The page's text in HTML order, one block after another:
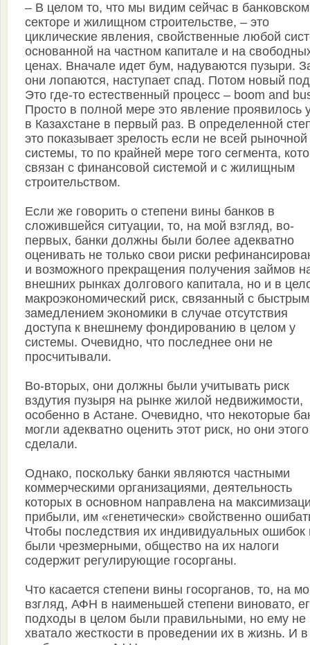
– В целом то, что мы видим сейчас в банковском
секторе и жилищном строительстве, – это
циклические явления, свойственные любой
основанной на частном капитале и на
ценах. Вначале идет бум, надуваются пузыри.
они лопаются, наступает спад. Потом новый
Это где-то естественный процесс – boom and
Просто в полной мере это явление проявилось
в Казахстане в первый раз. В определенной
это показывает зрелость если не всей рыночной
системы, то по крайней мере того сегмента,
связан с финансовой системой и с жилищным
строительством.
Если же говорить о степени вины банков в
сложившейся ситуации, то, на мой взгляд, во-
первых, банки должны были более адекватно
оценивать не только свои риски
и возможного прекращения получения займов
внешних рынках долгового капитала, но и в
макроэкономический риск, связанный с быстрым
замедлением экономики в случае отсутствия
доступа к внешнему фондированию в целом у
системы. Очевидно, что последнее они не
просчитывали.
Во-вторых, они должны были учитывать риск
вздутия пузыря на рынке жилой недвижимости,
особенно в Астане. Очевидно, что некоторые
могли адекватно оценить этот риск, но они
сделали.
Однако, поскольку банки являются частными
коммерческими организациями, деятельность
которых в основном направлена на
прибыли, им «генетически» свойственно
Чтобы последствия их индивидуальных ошибок
были чрезмерными, общество на их налоги
содержит регулирующие госорганы.
Что касается степени вины госорганов, то, на
взгляд, АФН в наименьшей степени виновато,
подходы в целом были правильными, но ему не
хватало жесткости в проведении их в жизнь. И в